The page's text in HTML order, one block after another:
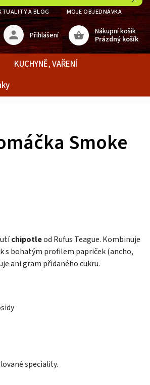
A BLOG
MOJE OBJEDNÁVKA
Nákupní košík
Prázdný košík
Přihlášení
KUCHYNĚ, VAŘENÍ
Smoke
chipotleod Rufus Teague. Kombinuje
s bohatým profilem papriček (ancho,
ani gram přidaného cukru.
speciality.